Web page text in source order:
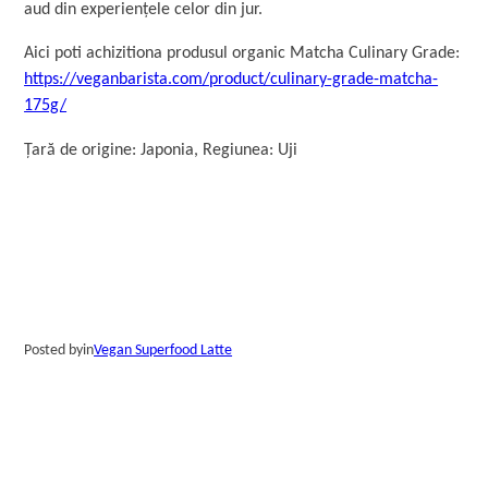
aud din experiențele celor din jur.
Aici poti achizitiona produsul organic Matcha Culinary Grade:
https://veganbarista.com/product/culinary-grade-matcha-
175g/
Țară de origine: Japonia, Regiunea: Uji
Posted byinVegan Superfood Latte